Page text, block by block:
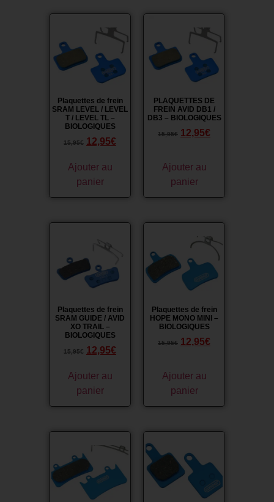
Plaquettes de frein
SRAM LEVEL / LEVEL
T / LEVEL TL –
BIOLOGIQUES
15,95€ 12,95€
Ajouter au
panier
PLAQUETTES DE
FREIN AVID DB1 /
DB3 – BIOLOGIQUES
15,95€ 12,95€
Ajouter au
panier
Plaquettes de frein
SRAM GUIDE / AVID
XO TRAIL –
BIOLOGIQUES
15,95€ 12,95€
Ajouter au
panier
Plaquettes de frein
HOPE MONO MINI –
BIOLOGIQUES
15,95€ 12,95€
Ajouter au
panier